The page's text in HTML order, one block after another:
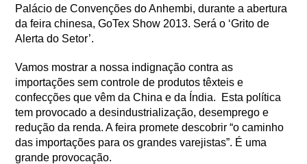
Palácio de Convenções do Anhembi, durante a abertura
da feira chinesa, GoTex Show 2013. Será o ‘Grito de
Alerta do Setor’.
Vamos mostrar a nossa indignação contra as
importações sem controle de produtos têxteis e
confecções que vêm da China e da Índia. Esta política
tem provocado a desindustrialização, desemprego e
redução da renda. A feira promete descobrir “o caminho
das importações para os grandes varejistas”. É uma
grande provocação.